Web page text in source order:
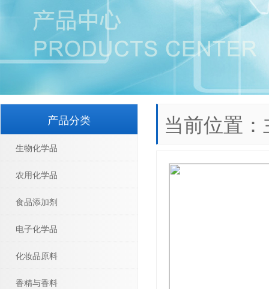
当前位置：
产品分类
生物化学品
农用化学品
食品添加剂
电子化学品
化妆品原料
香精与香料